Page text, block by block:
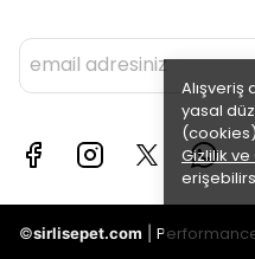
Alışveriş
yasal
(cookies)
Gizlilik ve
©sirlisepet.com